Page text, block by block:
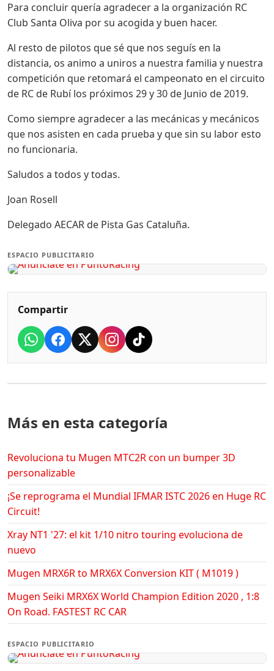
Para concluir quería agradecer a la organización RC
Club Santa Oliva por su acogida y buen hacer.
Al resto de pilotos que sé que nos seguís en la
distancia, os animo a uniros a nuestra familia y nuestra
competición que retomará el campeonato en el circuito
de RC de Rubí los próximos 29 y 30 de Junio de 2019.
Como siempre agradecer a las mecánicas y mecánicos
que nos asisten en cada prueba y que sin su labor esto
no funcionaria.
Saludos a todos y todas.
Joan Rosell
Delegado AECAR de Pista Gas Cataluña.
ESPACIO PUBLICITARIO
Compartir
Más en esta categoría
Revoluciona tu Mugen MTC2R con un bumper 3D
personalizable
¡Se reprograma el Mundial IFMAR ISTC 2026 en Huge RC
Circuit!
Xray NT1 '27: el kit 1/10 nitro touring evoluciona de
nuevo
Mugen MRX6R to MRX6X Conversion KIT ( M1019 )
Mugen Seiki MRX6X World Champion Edition 2020 , 1:8
On Road. FASTEST RC CAR
ESPACIO PUBLICITARIO